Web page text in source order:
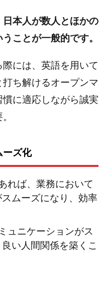
本人が数人とほかの
ことが一般的です。
には、英語を用いて
打ち解けるオープンマ
に適応しながら誠実
ーズ化
れば、業務において
ムーズになり、効率
ュニケーションがス
い人間関係を築くこ